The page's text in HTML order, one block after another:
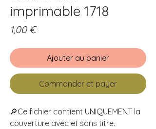
imprimable 1718
1,00 €Prix
Ajouter au panier
Commander et payer
🔎Ce fichier contient UNIQUEMENT la
couverture avec et sans titre.